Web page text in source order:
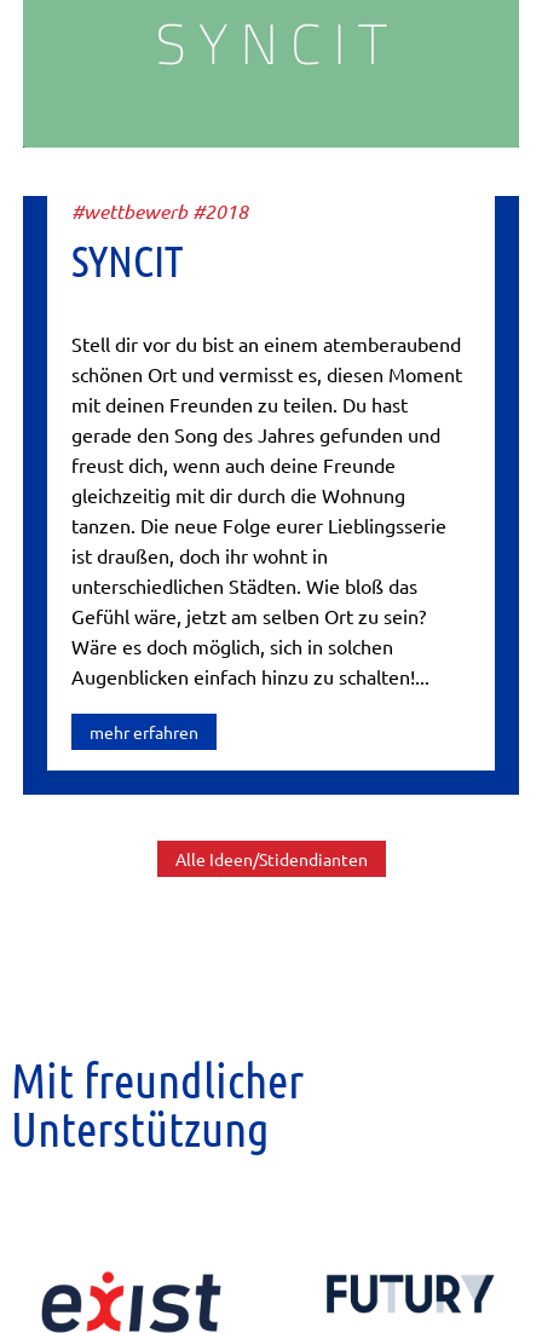
#wettbewerb #2018
SYNCIT
Stell dir vor du bist an einem atemberaubend
schönen Ort und vermisst es, diesen Moment
mit deinen Freunden zu teilen. Du hast
gerade den Song des Jahres gefunden und
freust dich, wenn auch deine Freunde
gleichzeitig mit dir durch die Wohnung
tanzen. Die neue Folge eurer Lieblingsserie
ist draußen, doch ihr wohnt in
unterschiedlichen Städten. Wie bloß das
Gefühl wäre, jetzt am selben Ort zu sein?
Wäre es doch möglich, sich in solchen
Augenblicken einfach hinzu zu schalten!...
mehr erfahren
Alle Ideen/Stidendianten
Mit freundlicher
Unterstützung